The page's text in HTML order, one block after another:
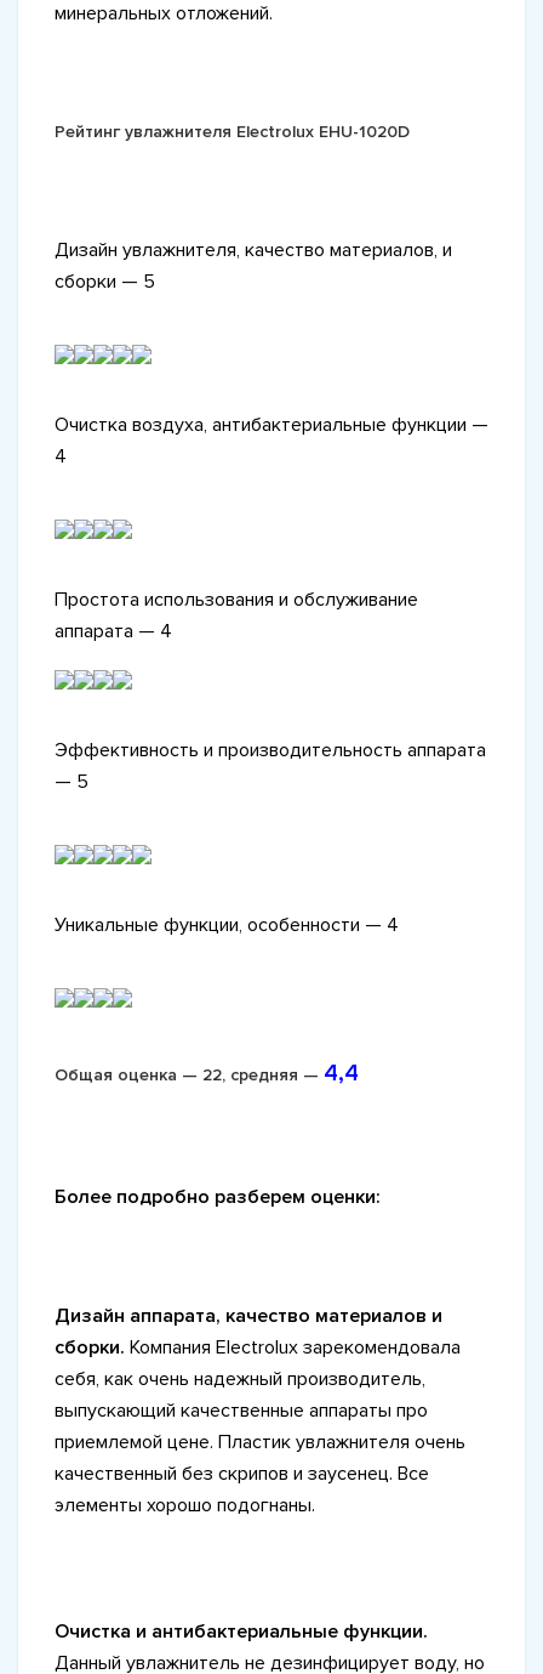
минеральных отложений.
Рейтинг увлажнителя Electrolux EHU-1020D
Дизайн увлажнителя, качество материалов, и
сборки — 5
Очистка воздуха, антибактериальные функции —
4
Простота использования и обслуживание
аппарата — 4
Эффективность и производительность аппарата
— 5
Уникальные функции, особенности — 4
Общая оценка — 22, средняя — 4,4
Более подробно разберем оценки:
Дизайн аппарата, качество материалов и
сборки. Компания Electrolux зарекомендовала
себя, как очень надежный производитель,
выпускающий качественные аппараты про
приемлемой цене. Пластик увлажнителя очень
качественный без скрипов и заусенец. Все
элементы хорошо подогнаны.
Очистка и антибактериальные функции.
Данный увлажнитель не дезинфицирует воду, но